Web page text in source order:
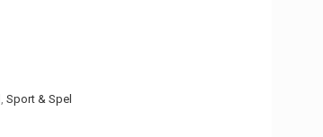
, Sport & Spel